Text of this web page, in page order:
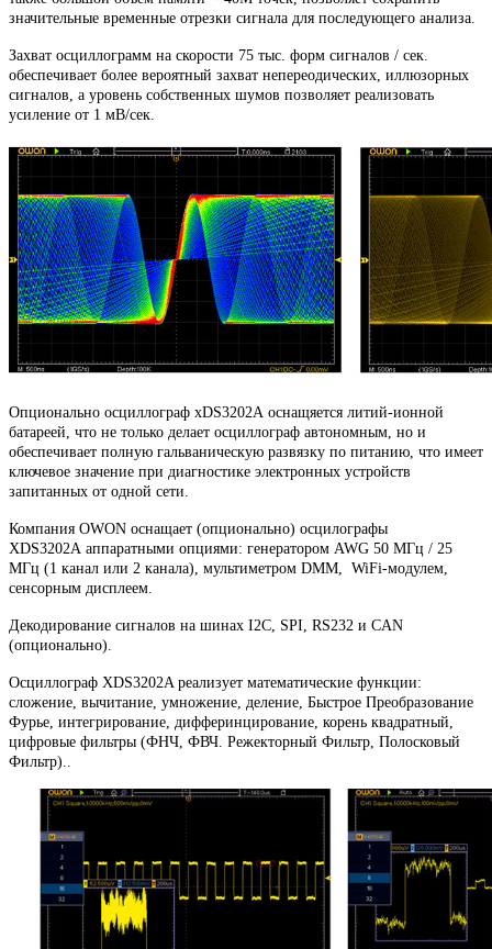
значительные временные отрезки сигнала для последующего анализа.
Захват осциллограмм на скорости 75 тыс. форм сигналов / сек.
обеспечивает более вероятный захват непереодических, иллюзорных
сигналов, а уровень собственных шумов позволяет реализовать
усиление от 1 мВ/сек.
Опционально осциллограф xDS3202А оснащяется литий-ионной
батареей, что не только делает осциллограф автономным, но и
обеспечивает полную гальваническую развязку по питанию, что имеет
ключевое значение при диагностике электронных устройств
запитанных от одной сети.
Компания OWON оснащает (опционально) осцилографы
XDS3202A аппаратными опциями: генератором AWG 50 МГц / 25
МГц (1 канал или 2 канала), мультиметром DMM, WiFi-модулем,
сенсорным дисплеем.
Декодирование сигналов на шинах I2C, SPI, RS232 и CAN
(опционально).
Осциллограф XDS3202A реализует математические функции:
сложение, вычитание, умножение, деление, Быстрое Преобразование
Фурье, интегрирование, дифферинцирование, корень квадратный,
цифровые фильтры (ФНЧ, ФВЧ. Режекторный Фильтр, Полосковый
Фильтр)..